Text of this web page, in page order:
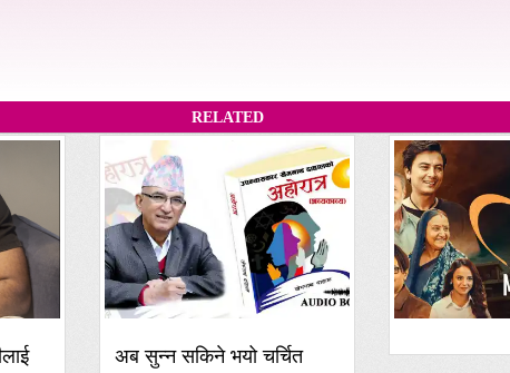
RELATED
अब सुन्न सकिने भयो चर्चित